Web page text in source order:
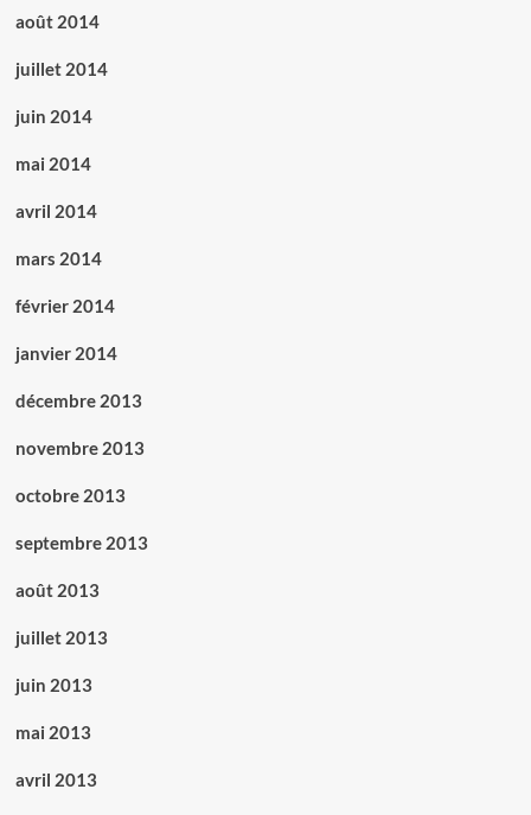
août 2014
juillet 2014
juin 2014
mai 2014
avril 2014
mars 2014
février 2014
janvier 2014
décembre 2013
novembre 2013
octobre 2013
septembre 2013
août 2013
juillet 2013
juin 2013
mai 2013
avril 2013